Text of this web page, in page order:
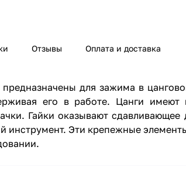
Отзывы Оплата и доставка
предназначены для зажима в
его в работе. Цанги
Гайки оказывают
Эти крепежные